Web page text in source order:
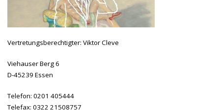
Vertretungsberechtigter: Viktor Cleve
Viehauser Berg 6
D-45239 Essen
Telefon: 0201 405444
Telefax: 0322 21508757